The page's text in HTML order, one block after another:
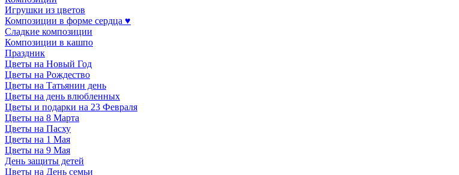
Игрушки из цветов
Композиции в форме сердца ♥
Сладкие композиции
Композиции в кашпо
Праздник
Цветы на Новый Год
Цветы на Рождество
Цветы на Татьянин день
Цветы на день влюбленных
Цветы и подарки на 23 Февраля
Цветы на 8 Марта
Цветы на Пасху
Цветы на 1 Мая
Цветы на 9 Мая
День защиты детей
Цветы на День семьи